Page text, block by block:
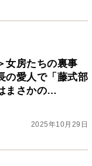
女房たちの裏事
の愛人で「藤式部
まさかの…
2025年10月29日